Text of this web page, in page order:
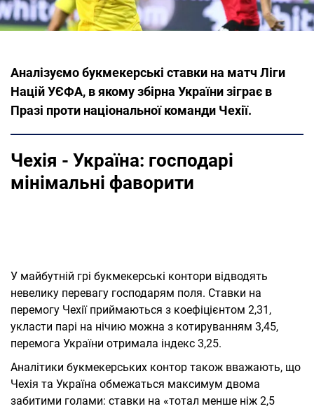
Аналізуємо букмекерські ставки на матч Ліги
Націй УЄФА, в якому збірна України зіграє в
Празі проти національної команди Чехії.
Чехія - Україна: господарі
мінімальні фаворити
У майбутній грі букмекерські контори відводять
невелику перевагу господарям поля. Ставки на
перемогу Чехії приймаються з коефіцієнтом 2,31,
укласти парі на нічию можна з котируванням 3,45,
перемога України отримала індекс 3,25.
Аналітики букмекерських контор також вважають, що
Чехія та Україна обмежаться максимум двома
забитими голами: ставки на «тотал менше ніж 2,5